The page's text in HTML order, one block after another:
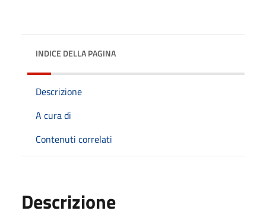
INDICE DELLA PAGINA
Descrizione
A cura di
Contenuti correlati
Descrizione